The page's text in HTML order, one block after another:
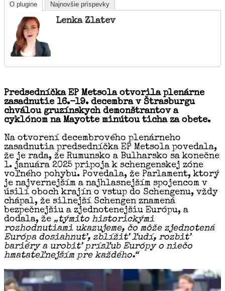
O plugine Najnovšie príspevky
Lenka Zlatev
Predsedníčka EP Metsola otvorila plenárne
zasadnutie 16.-19. decembra v Štrasburgu
chválou gruzínskych demonštrantov a
cyklónom na Mayotte minútou ticha za obete.
Na otvorení decembrového plenárneho
zasadnutia predsedníčka EP Metsola povedala,
že je rada, že Rumunsko a Bulharsko sa konečne
1. januára 2025 pripoja k schengenskej zóne
voľného pohybu. Povedala, že Parlament, ktorý
je najvernejším a najhlasnejším spojencom v
úsilí oboch krajín o vstup do Schengenu, vždy
chápal, že silnejší Schengen znamená
bezpečnejšiu a zjednotenejšiu Európu, a
dodala, že „týmito historickými
rozhodnutiami ukazujeme, čo môže zjednotená
Európa dosiahnuť, zblížiť ľudí, rozbiť
bariéry a urobiť prísľub Európy o niečo
hmatateľnejším pre každého.“